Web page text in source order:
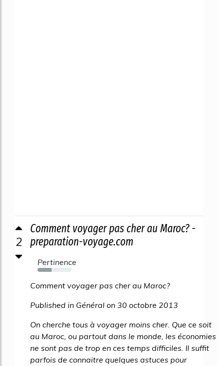
2
Comment voyager pas cher au Maroc? -
preparation-voyage.com
Pertinence
42%
Comment voyager pas cher au Maroc?
Published in Général on 30 octobre 2013
On cherche tous à voyager moins cher. Que ce soit
au Maroc, ou partout dans le monde, les économies
ne sont pas de trop en ces temps difficiles. Il suffit
parfois de connaitre quelques astuces pour